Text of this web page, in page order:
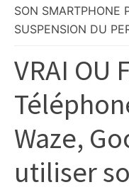
locale,
société,
politique,
météo,
faits
divers
et
initiatives
citoyennes
SON SMARTPHONE
SUSPENSION DU
VRAI OU
Waze,
utiliser